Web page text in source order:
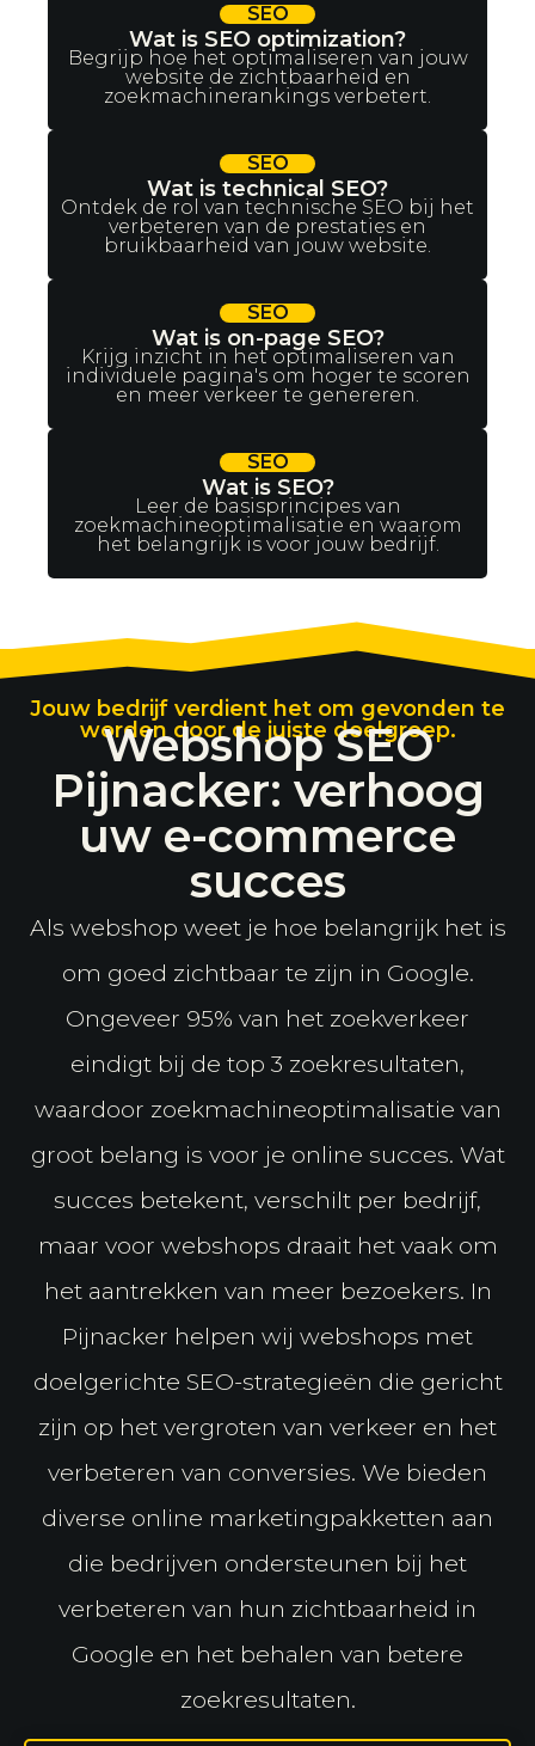
SEO
Wat is SEO optimization?
Begrijp hoe het optimaliseren van jouw
website de zichtbaarheid en
zoekmachinerankings verbetert.
SEO
Wat is technical SEO?
Ontdek de rol van technische SEO bij het
verbeteren van de prestaties en
bruikbaarheid van jouw website.
SEO
Wat is on-page SEO?
Krijg inzicht in het optimaliseren van
individuele pagina's om hoger te scoren
en meer verkeer te genereren.
SEO
Wat is SEO?
Leer de basisprincipes van
zoekmachineoptimalisatie en waarom
het belangrijk is voor jouw bedrijf.
Jouw bedrijf verdient het om gevonden te
worden door de juiste doelgroep.
Webshop SEO
Pijnacker: verhoog
uw e-commerce
succes
Als webshop weet je hoe belangrijk het is
om goed zichtbaar te zijn in Google.
Ongeveer 95% van het zoekverkeer
eindigt bij de top 3 zoekresultaten,
waardoor zoekmachineoptimalisatie van
groot belang is voor je online succes. Wat
succes betekent, verschilt per bedrijf,
maar voor webshops draait het vaak om
het aantrekken van meer bezoekers. In
Pijnacker helpen wij webshops met
doelgerichte SEO-strategieën die gericht
zijn op het vergroten van verkeer en het
verbeteren van conversies. We bieden
diverse online marketingpakketten aan
die bedrijven ondersteunen bij het
verbeteren van hun zichtbaarheid in
Google en het behalen van betere
zoekresultaten.